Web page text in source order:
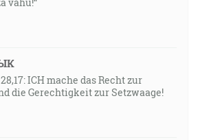
ICH mache das Recht zur
die Gerechtigkeit zur Setzwaage!